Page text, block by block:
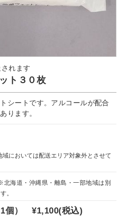
れます
ト３０枚
シートです。アルコールが配合
ります。
においては配送エリア対象外とさせて
北海道・沖縄県・離島・一部地域は別
。
1個）¥1,100(税込)